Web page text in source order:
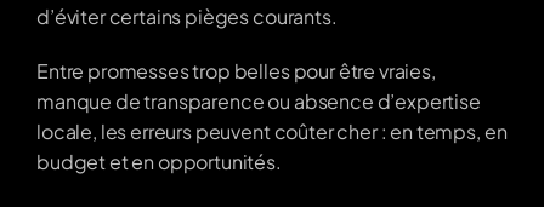
d’éviter certains pièges courants.
Entre promesses trop belles pour être vraies,
manque de transparence ou absence d’expertise
locale, les erreurs peuvent coûter cher : en temps, en
budget et en opportunités.